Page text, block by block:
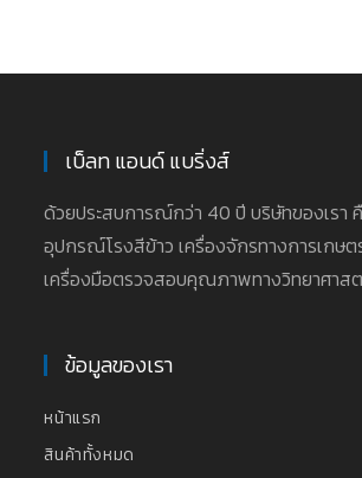
เบ็ลท แอนด์ แบริ่งส์
ด้วยประสบการณ์กว่า 40 ปี บริษัทของเรา
อุปกรณ์โรงสีข้าว เครื่องจักรทางการเกษ
เครื่องมือตรวจสอบคุณภาพทางวิทยาศาส
ข้อมูลของเรา
หน้าแรก
สินค้าทั้งหมด